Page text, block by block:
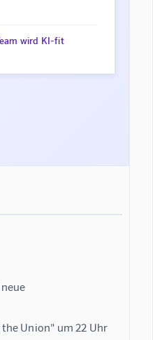
wird KI-fit
Union" um 22 Uhr